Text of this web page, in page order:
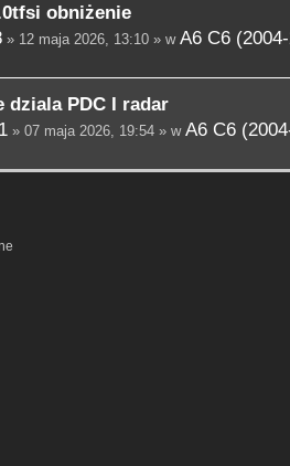
obniżenie
» 12 maja 2026, 13:10 » w A6 C6
dziala PDC I radar
» 07 maja 2026, 19:54 » w A6 C6